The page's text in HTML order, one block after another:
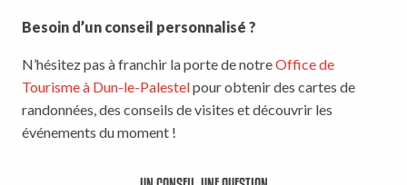
Besoin d’un conseil personnalisé ?
N’hésitez pas à franchir la porte de notreOffice de
Tourisme à Dun-le-Palestelpour obtenir des cartes de
randonnées, des conseils de visites et découvrir les
événements du moment !